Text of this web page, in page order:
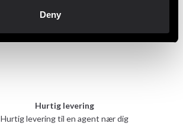
Deny
845 SEK
Hurtig levering
Hurtig levering til en agent nær dig